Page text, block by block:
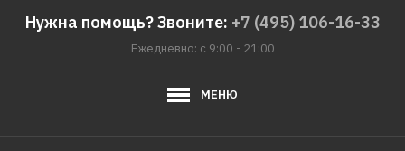
Нужна помощь? Звоните: +7 (495) 106-16-33
Ежедневно: с 9:00 - 21:00
МЕНЮ